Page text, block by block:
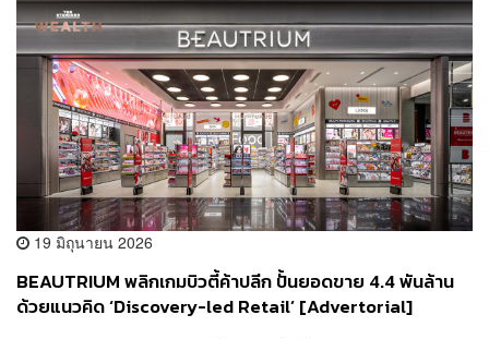
19 มิถุนายน 2026
BEAUTRIUM พลิกเกมบิวตี้ค้าปลีก ปั้นยอดขาย 4.4 พันล้าน
ด้วยแนวคิด ‘Discovery-led Retail’ [Advertorial]